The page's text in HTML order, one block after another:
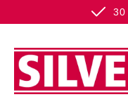
30
Zum Hauptinhalt